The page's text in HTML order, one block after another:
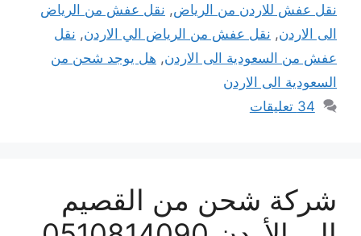
نقل عفش للاردن من الرياض, نقل عفش من الرياض
الى الاردن, نقل عفش من الرياض الي الاردن, نقل
عفش من السعودية الى الاردن, هل يوجد شحن من
السعودية الى الاردن
34 تعليقات
شركة شحن من القصيم